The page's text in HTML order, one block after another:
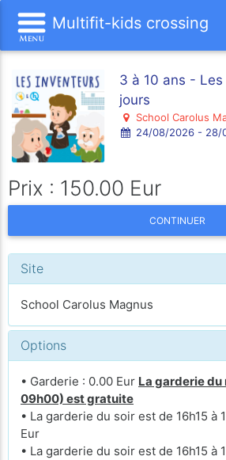
Multifit-kids crossing
3 à 10 ans -
jours
School Carolus
24/08/2026 - 28/
Prix : 150.00 Eur
CONTINUER
Site
School Carolus Magnus
Options
• Garderie : 0.00 Eur La garderie
09h00) est gratuite
• La garderie du soir est de 16h15 à
Eur
• La garderie du soir est de 16h15 à